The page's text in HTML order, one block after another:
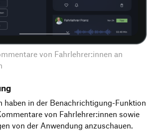
von Fahrlehrer:innen an
haben in der Benachrichtigung-Funktion
von Fahrlehrer:innen sowie
von der Anwendung anzuschauen.